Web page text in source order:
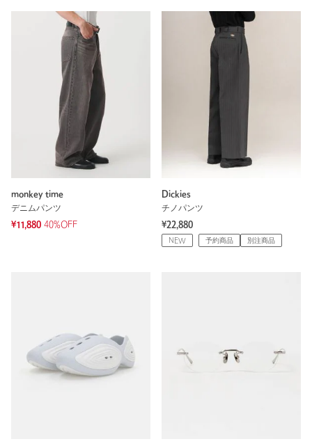
monkey time
デニムパンツ
¥11,880 40%OFF
Dickies
チノパンツ
¥22,880
NEW 予約商品 別注商品